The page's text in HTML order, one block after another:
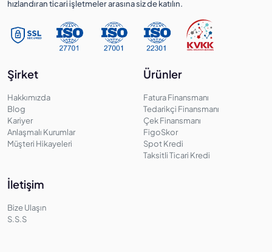
hızlandıran ticari işletmeler arasına siz de katılın.
Şirket
Hakkımızda
Blog
Kariyer
Anlaşmalı Kurumlar
Müşteri Hikayeleri
Ürünler
Fatura Finansmanı
Tedarikçi Finansmanı
Çek Finansmanı
FigoSkor
Spot Kredi
Taksitli Ticari Kredi
İletişim
Bize Ulaşın
S.S.S